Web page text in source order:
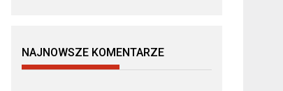
NAJNOWSZE KOMENTARZE